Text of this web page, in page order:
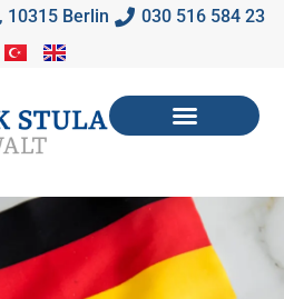
10315 Berlin 030 516 584 23